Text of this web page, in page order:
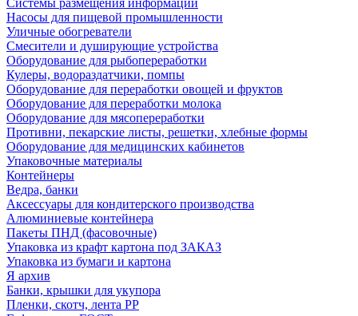
Системы размещения информации
Насосы для пищевой промышленности
Уличные обогреватели
Смесители и душирующие устройства
Оборудование для рыбопереработки
Кулеры, водораздатчики, помпы
Оборудование для переработки овощей и фруктов
Оборудование для переработки молока
Оборудование для мясопереработки
Противни, пекарские листы, решетки, хлебные формы
Оборудование для медицинских кабинетов
Упаковочные материалы
Контейнеры
Ведра, банки
Аксессуары для кондитерского производства
Алюминиевые контейнера
Пакеты ПНД (фасовочные)
Упаковка из крафт картона под ЗАКАЗ
Упаковка из бумаги и картона
Я архив
Банки, крышки для укупора
Пленки, скотч, лента РР